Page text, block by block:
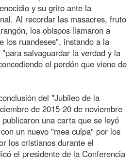
y su grito ante la
Al recordar las masacres, fruto
los obispos llamaron a
los ruandeses", instando a la
salvaguardar la verdad y la
el perdón que viene de
del "Jubileo de la
de 2015-20 de noviembre
una carta que se leyó
un nuevo "mea culpa" por los
los cristianos durante el
el presidente de la Conferencia